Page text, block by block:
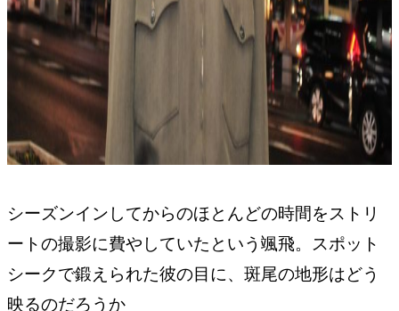
シーズンインしてからのほとんどの時間をストリ
ートの撮影に費やしていたという颯飛。スポット
シークで鍛えられた彼の目に、斑尾の地形はどう
映るのだろうか